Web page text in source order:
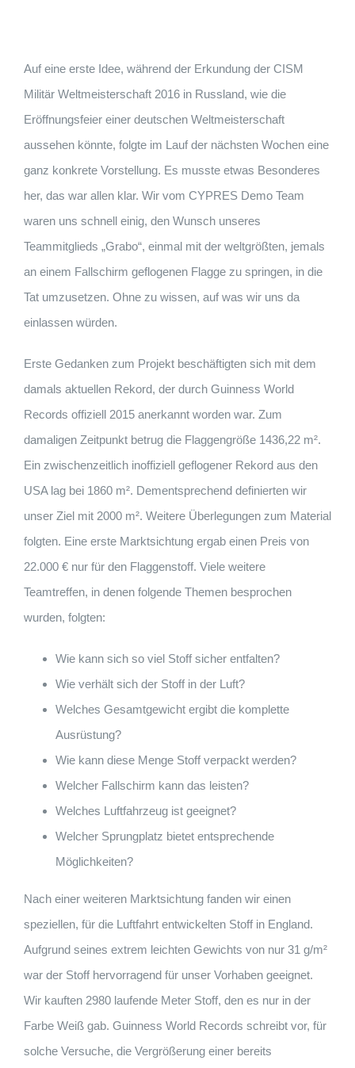
Auf eine erste Idee, während der Erkundung der CISM
Militär Weltmeisterschaft 2016 in Russland, wie die
Eröffnungsfeier einer deutschen Weltmeisterschaft
aussehen könnte, folgte im Lauf der nächsten Wochen eine
ganz konkrete Vorstellung. Es musste etwas Besonderes
her, das war allen klar. Wir vom CYPRES Demo Team
waren uns schnell einig, den Wunsch unseres
Teammitglieds „Grabo“, einmal mit der weltgrößten, jemals
an einem Fallschirm geflogenen Flagge zu springen, in die
Tat umzusetzen. Ohne zu wissen, auf was wir uns da
einlassen würden.
Erste Gedanken zum Projekt beschäftigten sich mit dem
damals aktuellen Rekord, der durch Guinness World
Records offiziell 2015 anerkannt worden war. Zum
damaligen Zeitpunkt betrug die Flaggengröße 1436,22 m².
Ein zwischenzeitlich inoffiziell geflogener Rekord aus den
USA lag bei 1860 m². Dementsprechend definierten wir
unser Ziel mit 2000 m². Weitere Überlegungen zum Material
folgten. Eine erste Marktsichtung ergab einen Preis von
22.000 € nur für den Flaggenstoff. Viele weitere
Teamtreffen, in denen folgende Themen besprochen
wurden, folgten:
Wie kann sich so viel Stoff sicher entfalten?
Wie verhält sich der Stoff in der Luft?
Welches Gesamtgewicht ergibt die komplette
Ausrüstung?
Wie kann diese Menge Stoff verpackt werden?
Welcher Fallschirm kann das leisten?
Welches Luftfahrzeug ist geeignet?
Welcher Sprungplatz bietet entsprechende
Möglichkeiten?
Nach einer weiteren Marktsichtung fanden wir einen
speziellen, für die Luftfahrt entwickelten Stoff in England.
Aufgrund seines extrem leichten Gewichts von nur 31 g/m²
war der Stoff hervorragend für unser Vorhaben geeignet.
Wir kauften 2980 laufende Meter Stoff, den es nur in der
Farbe Weiß gab. Guinness World Records schreibt vor, für
solche Versuche, die Vergrößerung einer bereits